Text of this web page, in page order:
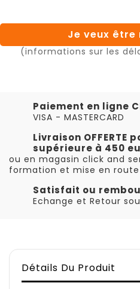
Je veux
(informations sur les
Paiement en ligne
VISA - MASTERCARD
Livraison
supérieure à 450
ou en magasin click and
formation et mise en
Satisfait ou
Echange et Retour
Détails Du Produit